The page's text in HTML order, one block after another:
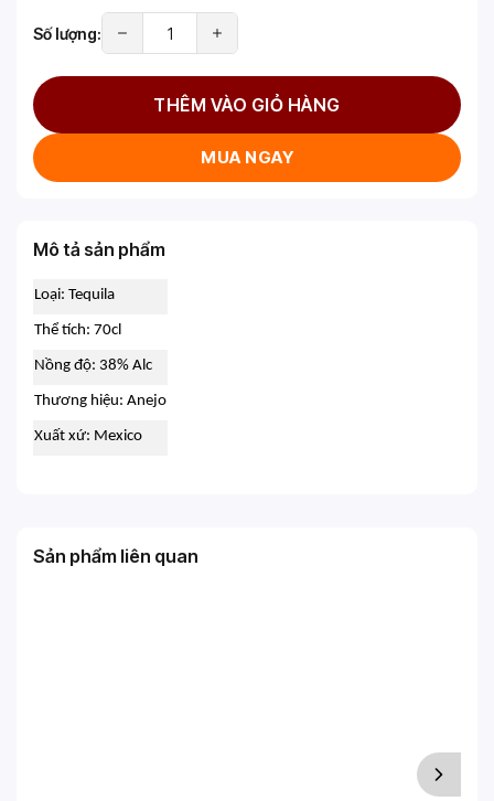
Số lượng:
THÊM VÀO GIỎ HÀNG
MUA NGAY
Mô tả sản phẩm
Loại: Tequila
Thể tích: 70cl
Nồng độ: 38% Alc
Thương hiệu: Anejo
Xuất xứ: Mexico
Sản phẩm liên quan